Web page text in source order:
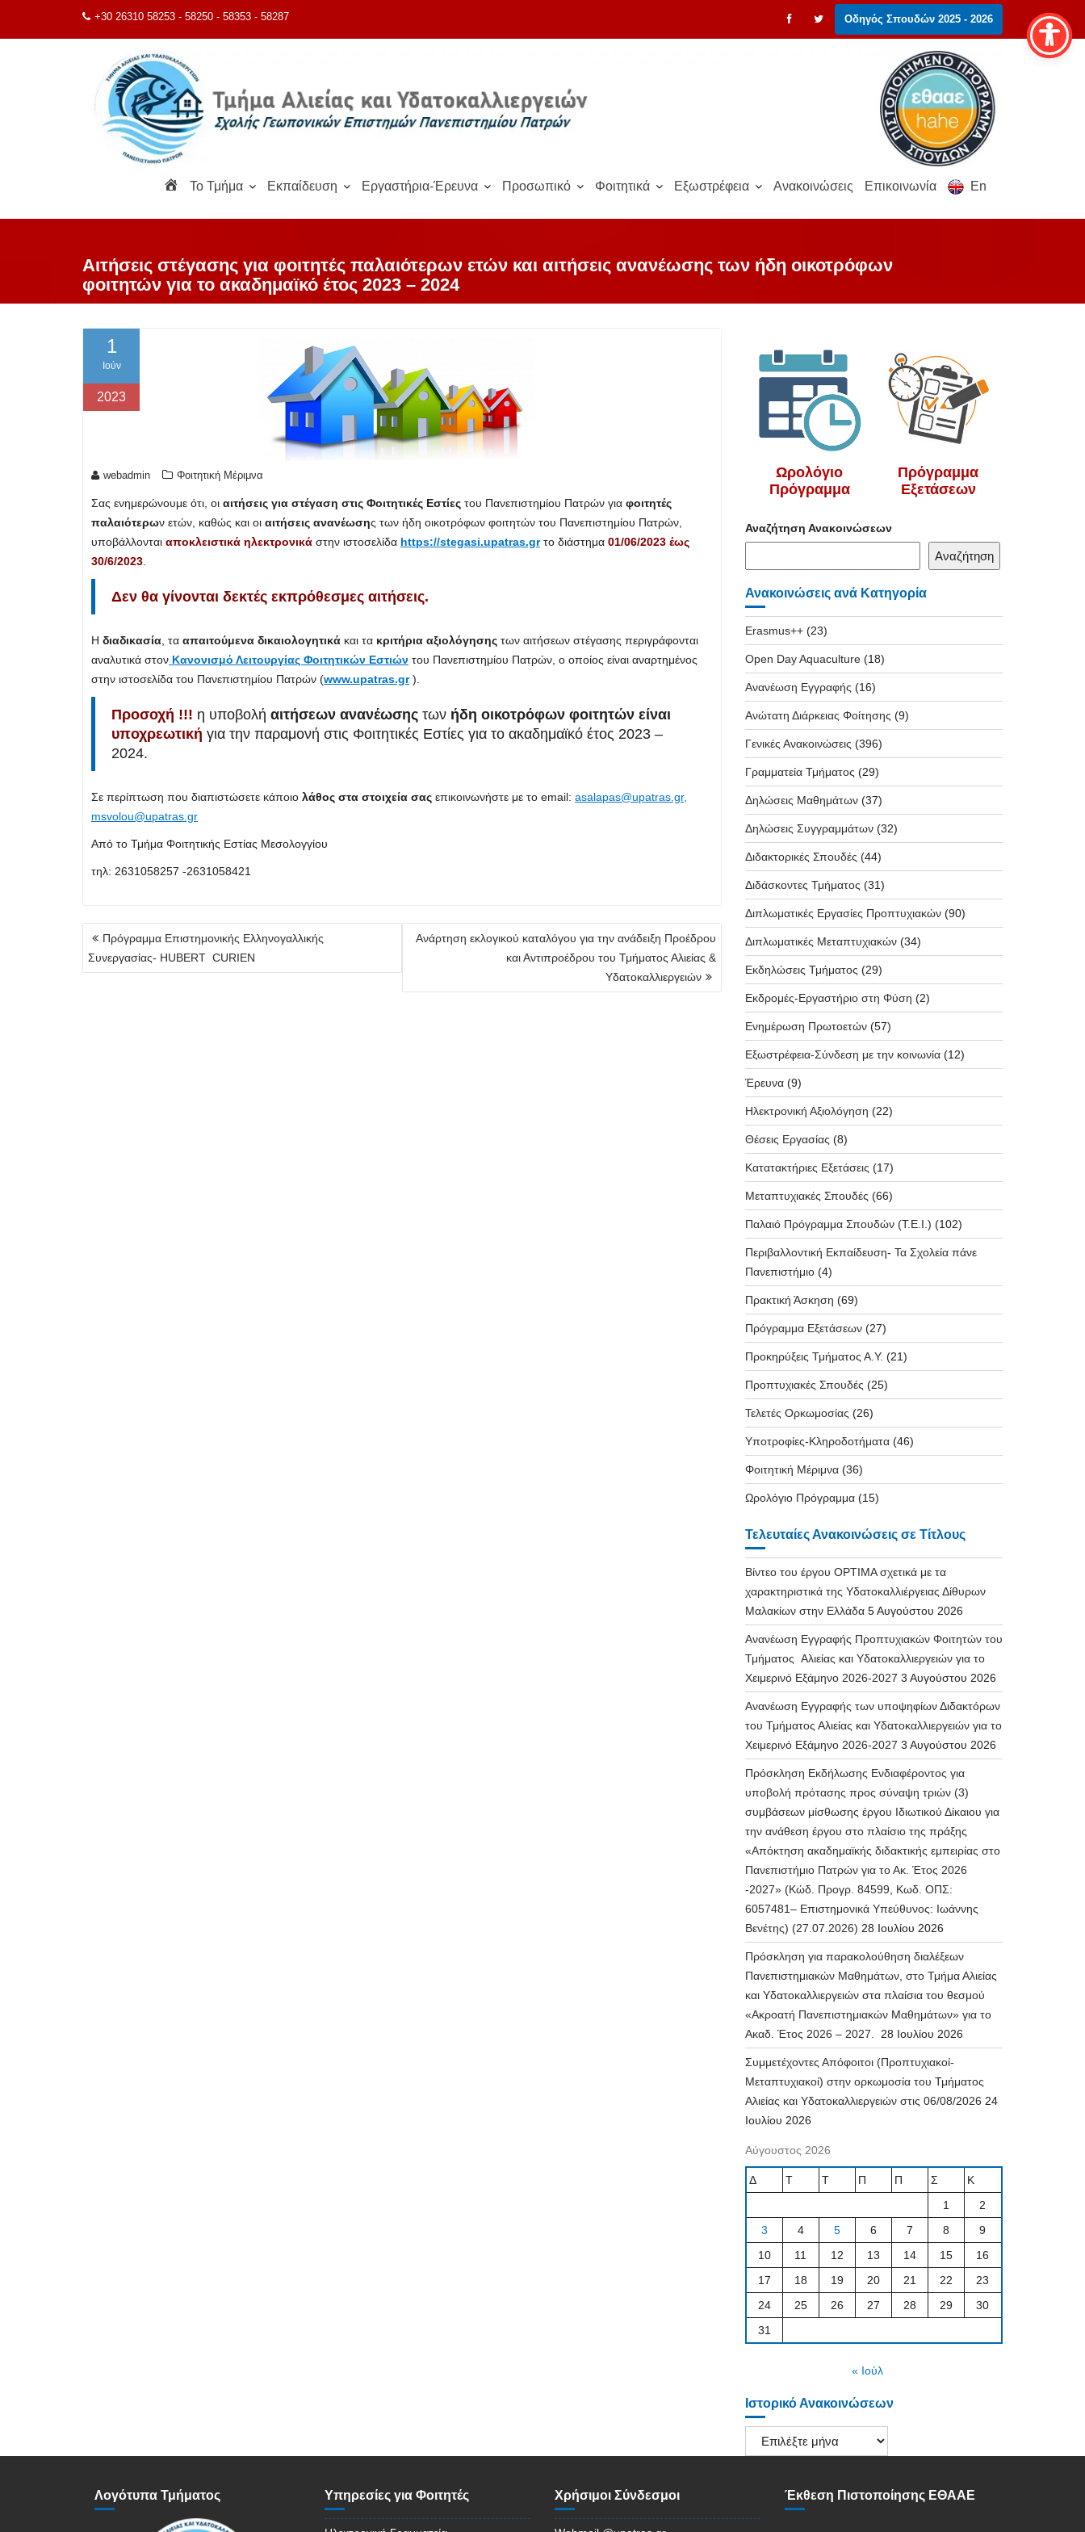
+30 26310 58253 - 58250 - 58353 - 58287 Οδηγός Σπουδών 2025 - 2026
χ
ή
To Τμήμα Εκπαίδευση Εργαστήρια-Έρευνα Προσωπικό Φοιτητικά Εξωστρέφεια Ανακοινώσεις Επικοινωνία En
Αιτήσεις στέγασης για φοιτητές παλαιότερων ετών και αιτήσεις ανανέωσης των ήδη οικοτρόφων
φοιτητών για το ακαδημαϊκό έτος 2023 – 2024
1
Ιούν
2023
webadmin Φοιτητική Μέριμνα
Σας ενημερώνουμε ότι, οι αιτήσεις για στέγαση στις Φοιτητικές Εστίες του Πανεπιστημίου Πατρών για φοιτητές
παλαιότερων ετών, καθώς και οι αιτήσεις ανανέωσης των ήδη οικοτρόφων φοιτητών του Πανεπιστημίου Πατρών,
υποβάλλονται αποκλειστικά ηλεκτρονικά στην ιστοσελίδα https://stegasi.upatras.grτο διάστημα 01/06/2023 έως
30/6/2023.
Δεν θα γίνονται δεκτές εκπρόθεσμες αιτήσεις.
Η διαδικασία, τα απαιτούμενα δικαιολογητικά και τα κριτήρια αξιολόγησης των αιτήσεων στέγασης περιγράφονται
αναλυτικά στον Κανονισμό Λειτουργίας Φοιτητικών Εστιών του Πανεπιστημίου Πατρών, ο οποίος είναι αναρτημένος
στην ιστοσελίδα του Πανεπιστημίου Πατρών (www.upatras.gr).
Προσοχή !!! η υποβολή αιτήσεων ανανέωσης των ήδη οικοτρόφων φοιτητών είναι
υποχρεωτική για την παραμονή στις Φοιτητικές Εστίες για το ακαδημαϊκό έτος 2023 –
2024.
Σε περίπτωση που διαπιστώσετε κάποιο λάθος στα στοιχεία σας επικοινωνήστε με το email: asalapas@upatras.gr,
msvolou@upatras.gr
Από το Τμήμα Φοιτητικής Εστίας Μεσολογγίου
τηλ: 2631058257 -2631058421
Πλοήγηση
άρθρων
Πρόγραμμα Επιστημονικής Ελληνογαλλικής
Συνεργασίας- HUBERT CURIEN
Ανάρτηση εκλογικού καταλόγου για την ανάδειξη Προέδρου
και Αντιπροέδρου του Τμήματος Αλιείας &
Υδατοκαλλιεργειών
Ωρολόγιο
Πρόγραμμα
Πρόγραμμα
Εξετάσεων
Αναζήτηση Ανακοινώσεων
Αναζήτηση
Ανακοινώσεις ανά Κατηγορία
Erasmus++(23)
Open Day Aquaculture(18)
Ανανέωση Εγγραφής (16)
Ανώτατη Διάρκειας Φοίτησης (9)
Γενικές Ανακοινώσεις (396)
Γραμματεία Τμήματος (29)
Δηλώσεις Μαθημάτων(37)
Δηλώσεις Συγγραμμάτων(32)
Διδακτορικές Σπουδές (44)
Διδάσκοντες Τμήματος (31)
Διπλωματικές Εργασίες Προπτυχιακών(90)
Διπλωματικές Μεταπτυχιακών(34)
Εκδηλώσεις Τμήματος (29)
Εκδρομές-Εργαστήριο στη Φύση (2)
Ενημέρωση Πρωτοετών(57)
Εξωστρέφεια-Σύνδεση με την κοινωνία(12)
Έρευνα(9)
Ηλεκτρονική Αξιολόγηση (22)
Θέσεις Εργασίας (8)
Κατατακτήριες Εξετάσεις (17)
Μεταπτυχιακές Σπουδές (66)
Παλαιό Πρόγραμμα Σπουδών (T.E.I.) (102)
Περιβαλλοντική Εκπαίδευση- Τα Σχολεία πάνε
Πανεπιστήμιο(4)
Πρακτική Άσκηση (69)
Πρόγραμμα Εξετάσεων(27)
Προκηρύξεις Τμήματος Α.Υ. (21)
Προπτυχιακές Σπουδές (25)
Τελετές Ορκωμοσίας (26)
Υποτροφίες-Κληροδοτήματα(46)
Φοιτητική Μέριμνα(36)
Ωρολόγιο Πρόγραμμα(15)
Τελευταίες Ανακοινώσεις σε Τίτλους
Βίντεο του έργου OPTIMA σχετικά με τα
χαρακτηριστικά της Υδατοκαλλιέργειας Δίθυρων
Μαλακίων στην Ελλάδα 5 Αυγούστου 2026
Ανανέωση Εγγραφής Προπτυχιακών Φοιτητών του
Τμήματος Αλιείας και Υδατοκαλλιεργειών για το
Χειμερινό Εξάμηνο 2026-2027 3 Αυγούστου 2026
Ανανέωση Εγγραφής των υποψηφίων Διδακτόρων
του Τμήματος Αλιείας και Υδατοκαλλιεργειών για το
Χειμερινό Εξάμηνο 2026-2027 3 Αυγούστου 2026
Πρόσκληση Εκδήλωσης Ενδιαφέροντος για
υποβολή πρότασης προς σύναψη τριών (3)
συμβάσεων μίσθωσης έργου Ιδιωτικού Δίκαιου για
την ανάθεση έργου στο πλαίσιο της πράξης
«Απόκτηση ακαδημαϊκής διδακτικής εμπειρίας στο
Πανεπιστήμιο Πατρών για το Ακ. Έτος 2026
-2027» (Κώδ. Προγρ. 84599, Κωδ. ΟΠΣ:
6057481– Επιστημονικά Υπεύθυνος: Ιωάννης
Βενέτης) (27.07.2026) 28 Ιουλίου 2026
Πρόσκληση για παρακολούθηση διαλέξεων
Πανεπιστημιακών Μαθημάτων, στο Τμήμα Αλιείας
και Υδατοκαλλιεργειών στα πλαίσια του θεσμού
«Ακροατή Πανεπιστημιακών Μαθημάτων» για το
Ακαδ. Έτος 2026 – 2027. 28 Ιουλίου 2026
Συμμετέχοντες Απόφοιτοι (Προπτυχιακοί-
Μεταπτυχιακοί) στην ορκωμοσία του Τμήματος
Αλιείας και Υδατοκαλλιεργειών στις 06/08/2026 24
Ιουλίου 2026
Αύγουστος 2026
Δ Τ Τ Π Π Σ
Κ
1
2
3
4 5 6 7 8
9
10
11 12 13 14 15
16
17
18 19 20 21 22
23
24
25 26 27 28 29
30
31
« Ιούλ
Ιστορικό Ανακοινώσεων
Ιστορικό
Ανακοινώσεων
Λογότυπα Τμήματος Υπηρεσίες για Φοιτητές Χρήσιμοι Σύνδεσμοι Έκθεση Πιστοποίησης ΕΘΑΑΕ